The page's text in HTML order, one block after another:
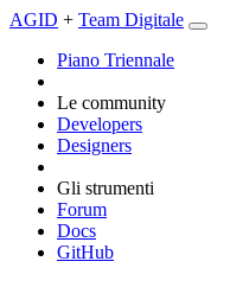
AGID + Team Digitale
Piano Triennale
Le community
Developers
Designers
Gli strumenti
Forum
Docs
GitHub